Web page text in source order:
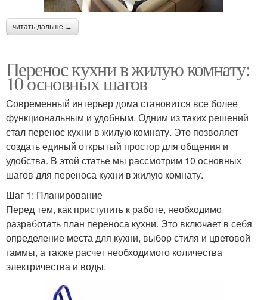
читать дальше →
Перенос кухни в жилую комнату:
10 основных шагов
Современный интерьер дома становится все более
функциональным и удобным. Одним из таких решений
стал перенос кухни в жилую комнату. Это позволяет
создать единый открытый простор для общения и
удобства. В этой статье мы рассмотрим 10 основных
шагов для переноса кухни в жилую комнату.
Шаг 1: Планирование
Перед тем, как приступить к работе, необходимо
разработать план переноса кухни. Это включает в себя
определение места для кухни, выбор стиля и цветовой
гаммы, а также расчет необходимого количества
электричества и воды.